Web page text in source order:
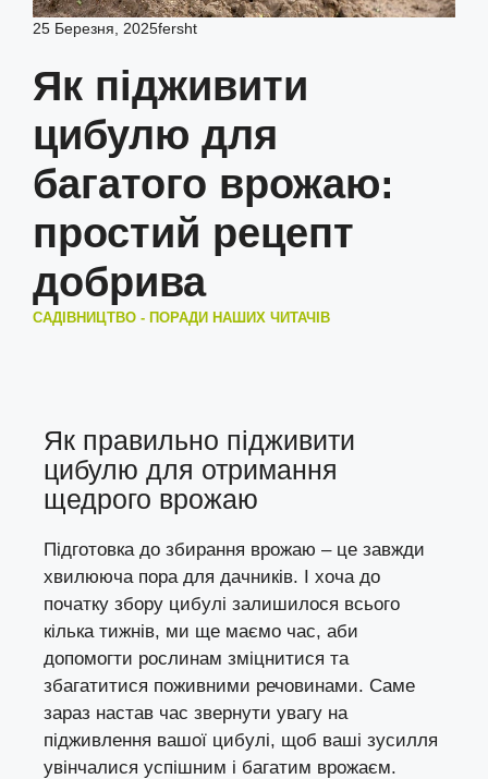
25 Березня, 2025fersht
Як підживити
цибулю для
багатого врожаю:
простий рецепт
добрива
САДІВНИЦТВО - ПОРАДИ НАШИХ ЧИТАЧІВ
Як правильно підживити
цибулю для отримання
щедрого врожаю
Підготовка до збирання врожаю – це завжди
хвилююча пора для дачників. І хоча до
початку збору цибулі залишилося всього
кілька тижнів, ми ще маємо час, аби
допомогти рослинам зміцнитися та
збагатитися поживними речовинами. Саме
зараз настав час звернути увагу на
підживлення вашої цибулі, щоб ваші зусилля
увінчалися успішним і багатим врожаєм.